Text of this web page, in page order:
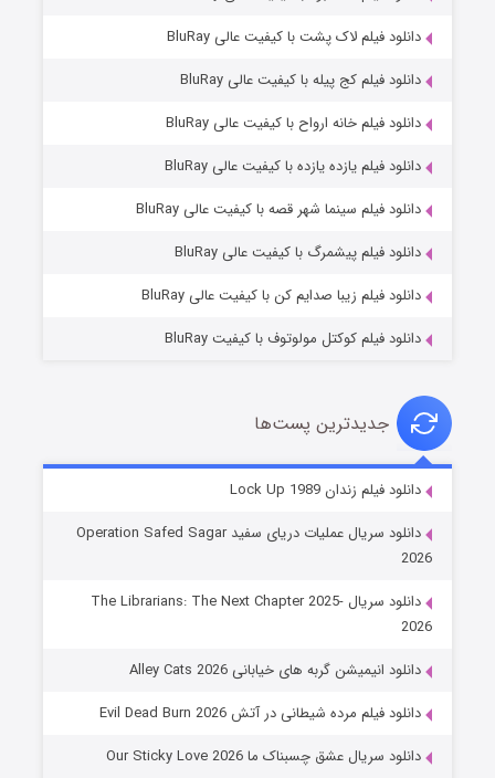
فروشگاهی برای قاتلان فصل ۲
شوهر
عملیات آپارتمان
دانلود فیلم لاک پشت با کیفیت عالی BluRay
دانلود فیلم کج‌ پیله با کیفیت عالی BluRay
دانلود فیلم خانه ارواح با کیفیت عالی BluRay
دانلود فیلم یازده یازده با کیفیت عالی BluRay
دانلود فیلم سینما شهر قصه با کیفیت عالی BluRay
دانلود فیلم پیشمرگ با کیفیت عالی BluRay
دانلود فیلم زیبا صدایم کن با کیفیت عالی BluRay
دانلود فیلم کوکتل مولوتوف با کیفیت BluRay
جدیدترین پست‌ها
دانلود فیلم زندان Lock Up 1989
دانلود سریال عملیات دریای سفید Operation Safed Sagar
2026
دانلود سریال The Librarians: The Next Chapter 2025-
2026
دانلود انیمیشن گربه های خیابانی Alley Cats 2026
دانلود فیلم مرده شیطانی در آتش Evil Dead Burn 2026
دانلود سریال عشق چسبناک ما Our Sticky Love 2026